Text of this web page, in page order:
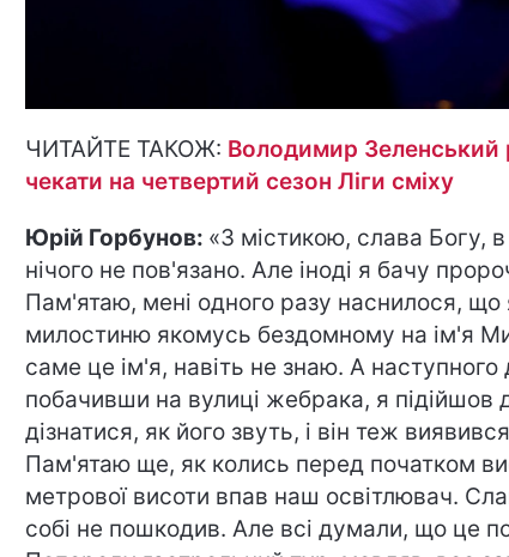
ЧИТАЙТЕ ТАКОЖ: Володимир Зеленський
чекати на четвертий сезон Ліги сміху
Юрій Горбунов: «З містикою, слава Богу,
нічого не пов'язано. Але іноді я бачу
Пам'ятаю, мені одного разу наснилося, що
милостиню якомусь бездомному на ім'я
саме це ім'я, навіть не знаю. А наступного
побачивши на вулиці жебрака, я підійшов
дізнатися, як його звуть, і він теж
Пам'ятаю ще, як колись перед початком
метрової висоти впав наш освітлювач.
собі не пошкодив. Але всі думали, що це